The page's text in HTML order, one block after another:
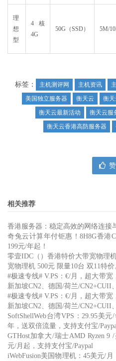
理
想
型
4核
4G
50G（SSD） 5M/
标签： 主机测评网 主机资讯
美国独立服务器
衡天云 衡
衡天云最新活动
衡天云服
衡天云香港高防服务器
相关推荐
香港服务器：稳定高效的网络连接
奇兔云计算年付钜惠！8H8G香港
199元/年起！
零壹IDC（）香港特价大带宽物理
宽物理机 500元 限量10台 双11特价
#极速专线# V.PS：€/月，超大带宽
新加坡CN2、德国/荷兰/CN2+CUII
#极速专线# V.PS：€/月，超大带宽
新加坡CN2、德国/荷兰/CN2+CUII
SoftShellWeb台湾VPS：29.95美
年，送双倍流量，支持支付宝/
GTHost加拿大/瑞士AMD Ryzen 9
元/月起，支持支付宝/Paypal
iWebFusion美国物理机：45美元/